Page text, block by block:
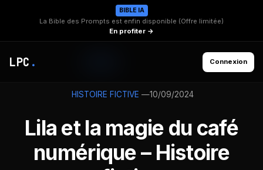
BIBLE IA
La Bible des Prompts est enfin disponible (Offre limitée)
En profiter →
LPC . Connexion
HISTOIRE FICTIVE —10/09/2024
Lila et la magie du café
numérique – Histoire